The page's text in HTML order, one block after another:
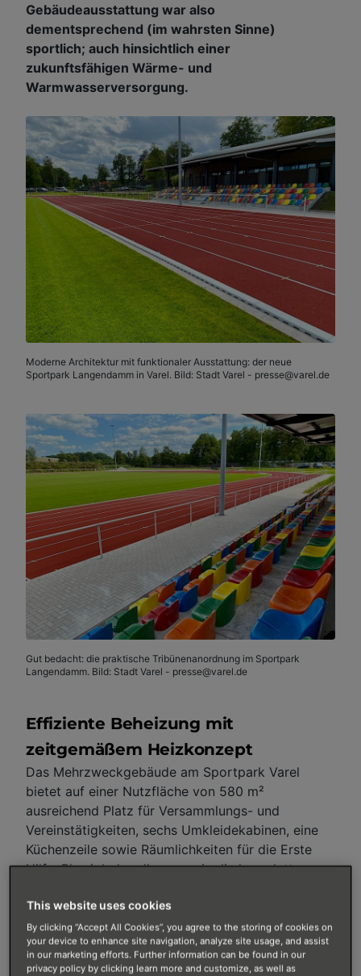
Gebäudeausstattung war also
dementsprechend (im wahrsten Sinne)
sportlich; auch hinsichtlich einer
zukunftsfähigen Wärme- und
Warmwasserversorgung.
Moderne Architektur mit funktionaler Ausstattung: der neue
Sportpark Langendamm in Varel. Bild: Stadt Varel - presse@varel.de
Gut bedacht: die praktische Tribünenanordnung im Sportpark
Langendamm. Bild: Stadt Varel - presse@varel.de
Effiziente Beheizung mit
zeitgemäßem Heizkonzept
Das Mehrzweckgebäude am Sportpark Varel
bietet auf einer Nutzfläche von 580 m²
ausreichend Platz für Versammlungs- und
Vereinstätigkeiten, sechs Umkleidekabinen, eine
Küchenzeile sowie Räumlichkeiten für die Erste
Hilfe, Physiobehandlung sowie die komplette
30 Duschplätze, die mit einer maximalen
Schüttleistung von knapp 140 l/min (10/45 °C) zu
Buche schlagen. Im Außenbereich befinden sich
zudem Sitzplatztribünen in vier Reihen unter
This website uses cookies
By clicking “Accept All Cookies”, you agree to the storing of cookies on
your device to enhance site navigation, analyze site usage, and assist
in our marketing efforts. Further information can be found in our
privacy policy by clicking learn more and customize, as well as